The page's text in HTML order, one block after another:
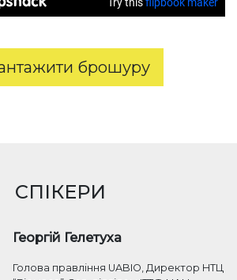
брошуру
СПІКЕРИ
Георгій Гелетуха
Голова правління UABIO, Директор НТЦ